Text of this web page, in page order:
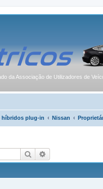
da Associação de Utilizadores de
híbridos plug-in Nissan
Pesquisar